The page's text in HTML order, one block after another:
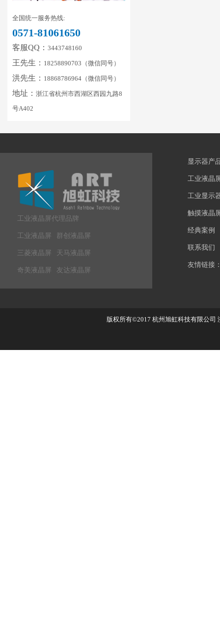
全国统一服务热线:
0571-81061650
客服QQ： 3443748160
王先生： 18258890703（微信同号）
洪先生： 18868786964（微信同号）
地址： 浙江省杭州市西湖区西园九路8
号A402
工业液晶屏代理品牌
工业液晶屏 群创液晶屏
三菱液晶屏 天马液晶屏
奇美液晶屏 友达液晶屏
显示器产
工业液晶
工业显示
触摸液晶
经典案例
联系我们
友情链接
版权所有©2017 杭州旭虹科技有限公司